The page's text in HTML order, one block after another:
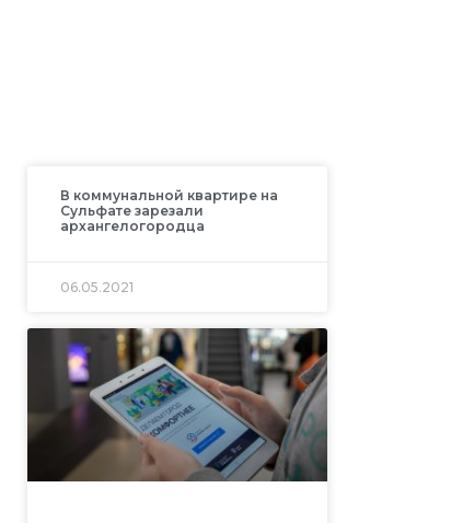
В коммунальной квартире на
Сульфате зарезали
архангелогородца
06.05.2021